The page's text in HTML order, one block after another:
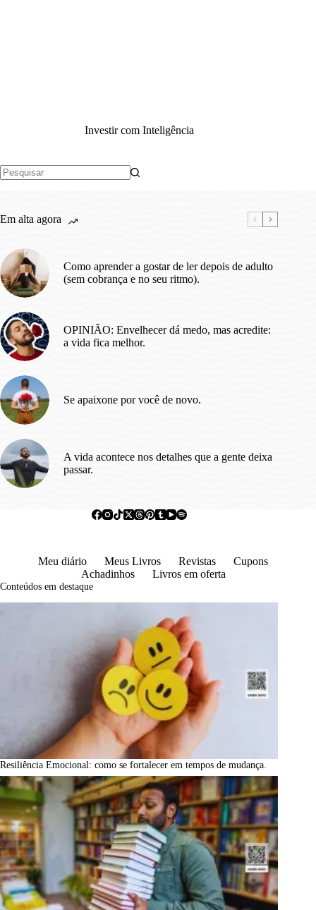
Investir com Inteligência
Em alta agora
Como aprender a gostar de ler depois de adulto
(sem cobrança e no seu ritmo).
OPINIÃO: Envelhecer dá medo, mas acredite:
a vida fica melhor.
Se apaixone por você de novo.
A vida acontece nos detalhes que a gente deixa
passar.
Meu diário Meus Livros Revistas
Cupons
Achadinhos
Livros em oferta
Conteúdos em destaque
Resiliência Emocional: como se fortalecer em tempos de mudança.